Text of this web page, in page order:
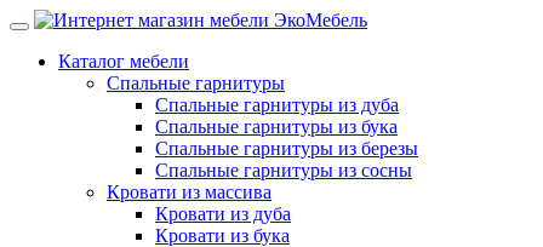
Каталог мебели
Спальные гарнитуры
Спальные гарнитуры из дуба
Спальные гарнитуры из бука
Спальные гарнитуры из березы
Спальные гарнитуры из сосны
Кровати из массива
Кровати из дуба
Кровати из бука